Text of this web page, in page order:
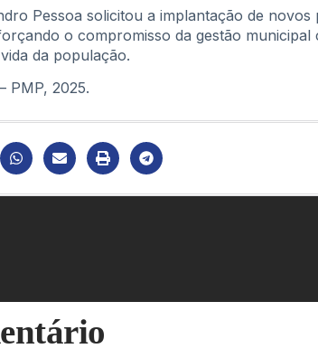
Pessoa solicitou a implantação de
o compromisso da gestão municipal
da população.
PMP, 2025.